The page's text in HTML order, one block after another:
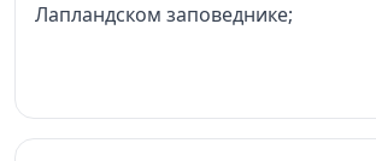
Лапландском заповеднике;